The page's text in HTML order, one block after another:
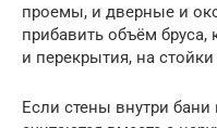
проемы, и дверные и
прибавить объём
и перекрытия, на
Если стены внутри